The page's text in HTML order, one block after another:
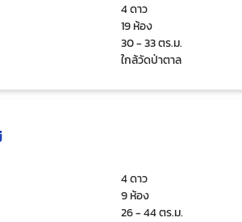
4 ดาว
19 ห้อง
30 - 33 ตร.ม.
ใกล้วัดป่าตาล
4 ดาว
9 ห้อง
26 - 44 ตร.ม.